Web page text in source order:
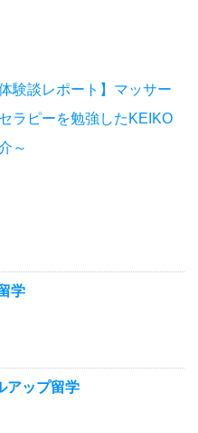
験談レポート】マッサー
ラピーを勉強したKEIKO
～
学
アップ留学